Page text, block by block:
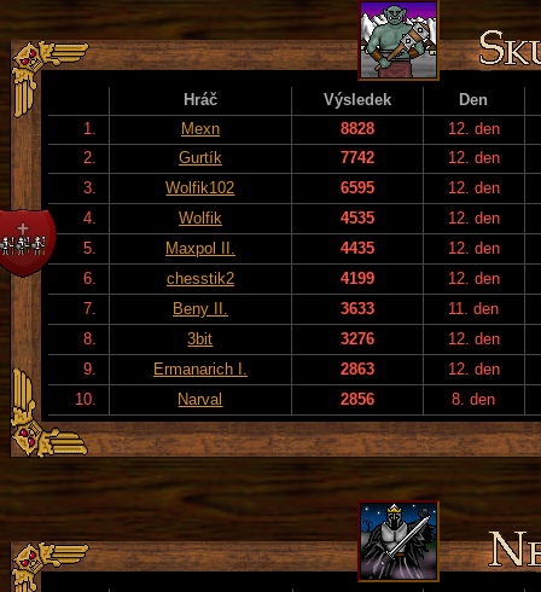
Hráč Výsledek
Den
1.
Mexn 8828
12. den
2.
Gurtík 7742
12. den
3.
Wolfik102 6595
12. den
4.
Wolfik 4535
12. den
5.
Maxpol II. 4435
12. den
6.
chesstik2 4199
12. den
7.
Beny II. 3633
11. den
8.
3bit 3276
12. den
9.
Ermanarich I. 2863
12. den
10.
Narval 2856 8. den